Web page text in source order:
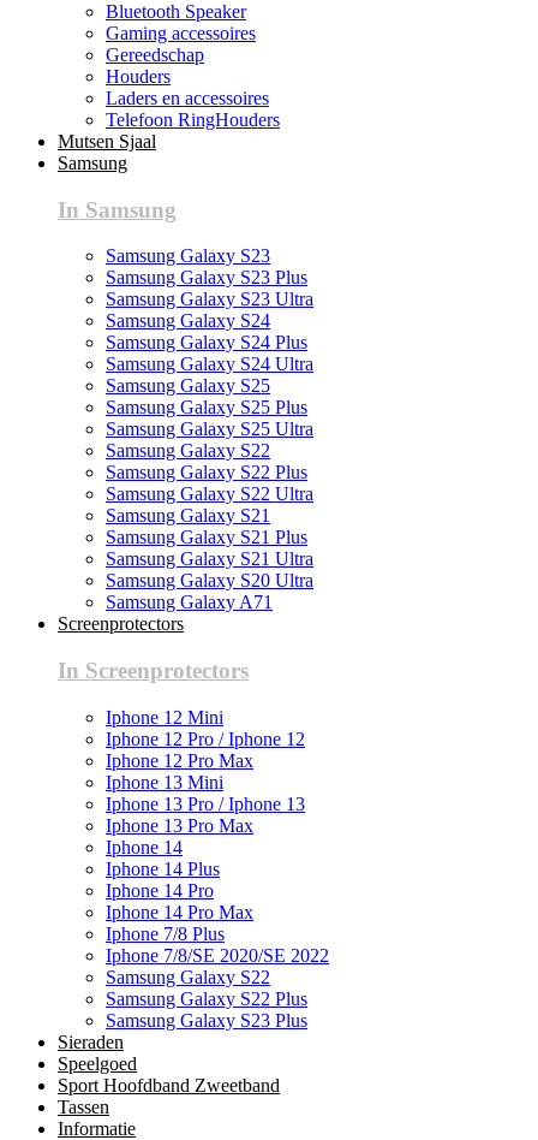
Bluetooth Speaker
Gaming accessoires
Gereedschap
Houders
Laders en accessoires
Telefoon RingHouders
Mutsen Sjaal
Samsung
In Samsung
Samsung Galaxy S23
Samsung Galaxy S23 Plus
Samsung Galaxy S23 Ultra
Samsung Galaxy S24
Samsung Galaxy S24 Plus
Samsung Galaxy S24 Ultra
Samsung Galaxy S25
Samsung Galaxy S25 Plus
Samsung Galaxy S25 Ultra
Samsung Galaxy S22
Samsung Galaxy S22 Plus
Samsung Galaxy S22 Ultra
Samsung Galaxy S21
Samsung Galaxy S21 Plus
Samsung Galaxy S21 Ultra
Samsung Galaxy S20 Ultra
Samsung Galaxy A71
Screenprotectors
In Screenprotectors
Iphone 12 Mini
Iphone 12 Pro / Iphone 12
Iphone 12 Pro Max
Iphone 13 Mini
Iphone 13 Pro / Iphone 13
Iphone 13 Pro Max
Iphone 14
Iphone 14 Plus
Iphone 14 Pro
Iphone 14 Pro Max
Iphone 7/8 Plus
Iphone 7/8/SE 2020/SE 2022
Samsung Galaxy S22
Samsung Galaxy S22 Plus
Samsung Galaxy S23 Plus
Sieraden
Speelgoed
Sport Hoofdband Zweetband
Tassen
Informatie